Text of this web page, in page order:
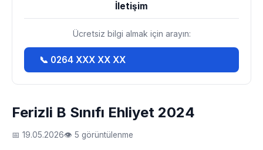
Ferizli B Sınıfı Ehliyet 2024
📅 19.05.2026👁 5 görüntülenme
İletişim
Ücretsiz bilgi almak için arayın:
📞 0264 XXX XX XX